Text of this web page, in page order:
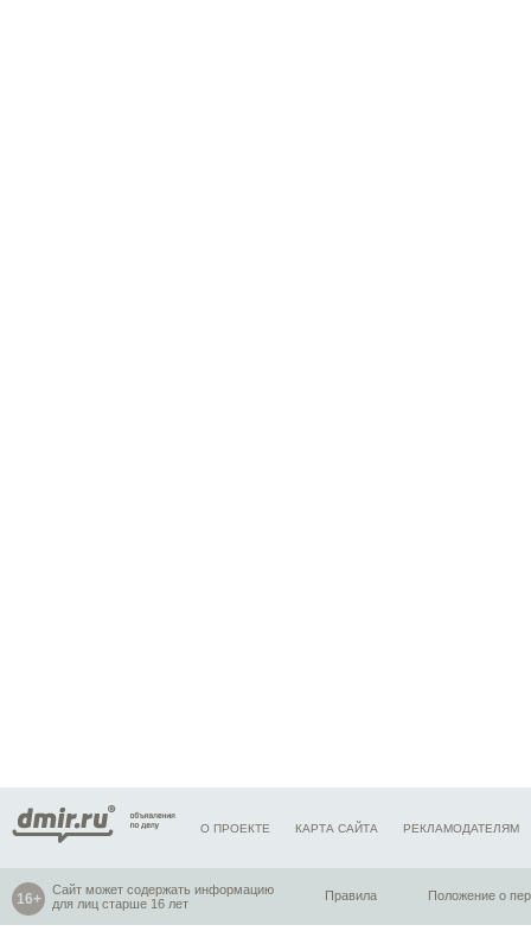
О ПРОЕКТЕ КАРТА САЙТА РЕКЛАМОДАТЕЛЯМ
Сайт может содержать информацию
для лиц старше 16 лет
Правила Положение о